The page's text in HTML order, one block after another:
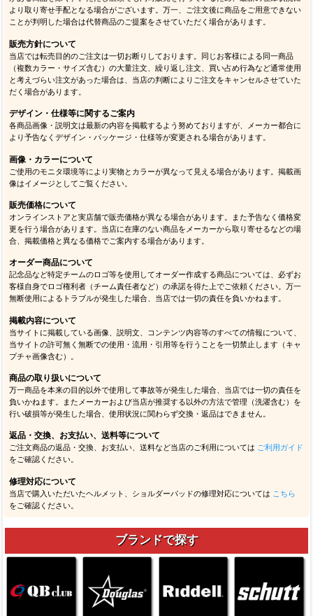
より取り寄せ手配となる場合がございます。万一、ご注文後に商品をご用意できない
ことが判明した場合は代替商品のご提案をさせていただく場合があります。
販売方針について
当店では転売目的のご注文は一切お断りしております。同じお客様による同一商品
（複数カラー・サイズ含む）の大量注文、繰り返し注文、買い占め行為など通常使用
と考えづらい注文があった場合は、当店の判断によりご注文をキャンセルさせていた
だく場合があります。
デザイン・仕様等に関するご案内
各商品画像・説明文は最新の内容を掲載するよう努めておりますが、メーカー都合に
より予告なくデザイン・パッケージ・仕様等が変更される場合があります。
画像・カラーについて
ご使用のモニタ環境等により実物とカラーが異なって見える場合があります。掲載画
像はイメージとしてご覧ください。
販売価格について
オンラインストアと実店舗で販売価格が異なる場合があります。また予告なく価格変
更を行う場合があります。当店に在庫のない商品をメーカーから取り寄せるなどの場
合、掲載価格と異なる価格でご案内する場合があります。
オーダー商品について
記念品など特定チームのロゴ等を使用してオーダー作成する商品については、必ずお
客様自身でロゴ権利者（チーム責任者など）の承諾を得た上でご依頼ください。万一
無断使用によるトラブルが発生した場合、当店では一切の責任を負いかねます。
掲載内容について
当サイトに掲載している画像、説明文、コンテンツ内容等のすべての情報について、
当サイトの許可無く無断での使用・流用・引用等を行うことを一切禁止します（キャ
プチャ画像含む）。
商品の取り扱いについて
万一商品を本来の目的以外で使用して事故等が発生した場合、当店では一切の責任を
負いかねます。またメーカーおよび当店が推奨する以外の方法で管理（洗濯含む）を
行い破損等が発生した場合、使用状況に関わらず交換・返品はできません。
返品・交換、お支払い、送料等について
ご注文商品の返品・交換、お支払い、送料など当店のご利用については ご利用ガイド
をご確認ください。
修理対応について
当店で購入いただいたヘルメット、ショルダーパッドの修理対応については こちら
をご確認ください。
ブランドで探す